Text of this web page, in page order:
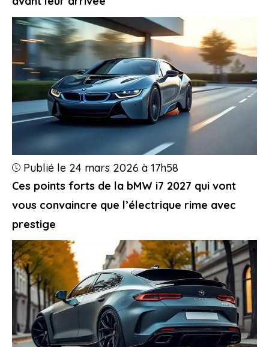
Ces points forts de la bMW i7 2027 qui vont
vous convaincre que l’électrique rime avec
prestige
Publié le 24 mars 2026 à 17h58